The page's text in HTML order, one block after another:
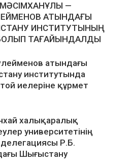
МӘСІМХАНҰЛЫ —
АТЫНДАҒЫ
ИНСТИТУТЫНЫҢ
ТАҒАЙЫНДАЛДЫ
атындағы
институтында
иелеріне құрмет
халықаралық
университетінің
делегациясы Р.Б.
Шығыстану